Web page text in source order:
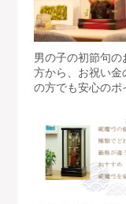
男の子の初節句
方から、お祝い金
の方でも安心のポ